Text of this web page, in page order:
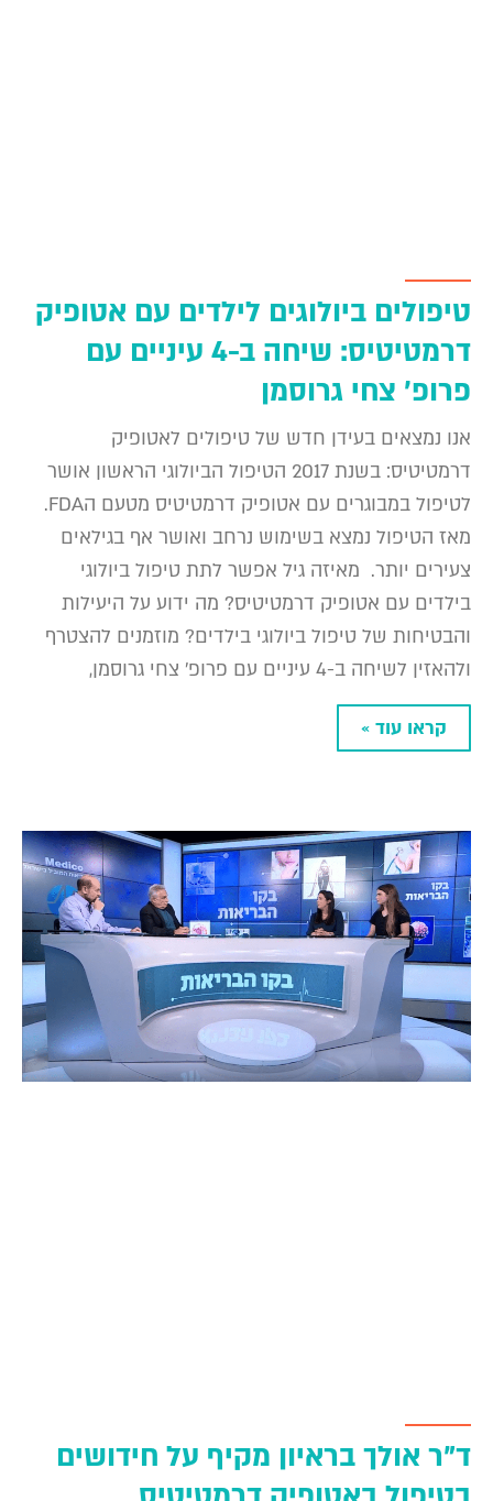
טיפולים ביולוגים לילדים עם אטופיק
דרמטיטיס: שיחה ב-4 עיניים עם
פרופ' צחי גרוסמן
אנו נמצאים בעידן חדש של טיפולים לאטופיק
דרמטיטיס: בשנת 2017 הטיפול הביולוגי הראשון אושר
לטיפול במבוגרים עם אטופיק דרמטיטיס מטעם הFDA.
מאז הטיפול נמצא בשימוש נרחב ואושר אף בגילאים
צעירים יותר. מאיזה גיל אפשר לתת טיפול ביולוגי
בילדים עם אטופיק דרמטיטיס? מה ידוע על היעילות
והבטיחות של טיפול ביולוגי בילדים? מוזמנים להצטרף
ולהאזין לשיחה ב-4 עיניים עם פרופ' צחי גרוסמן,
קראו עוד »
ד"ר אולך בראיון מקיף על חידושים